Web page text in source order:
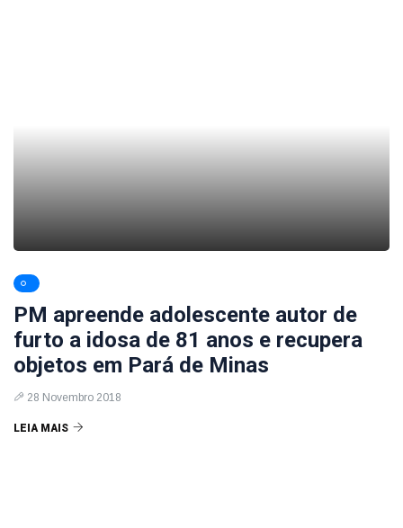
PM apreende adolescente autor de
furto a idosa de 81 anos e recupera
objetos em Pará de Minas
28 Novembro 2018
LEIA MAIS